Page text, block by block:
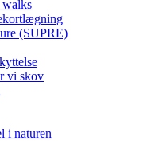
walks
(SUPRE)
vi skov
i naturen